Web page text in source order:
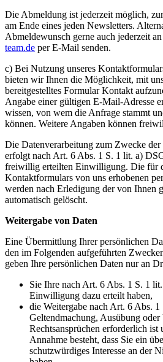
Die Abmeldung ist jederzeit möglich,
am Ende eines jeden Newsletters.
Abmeldewunsch gerne auch jederzeit an
team.de per E-Mail senden.
c) Bei Nutzung unseres
bieten wir Ihnen die Möglichkeit, mit
bereitgestelltes Formular Kontakt
Angabe einer gültigen E-Mail-Adresse
wissen, von wem die Anfrage stammt
können. Weitere Angaben können
Die Datenverarbeitung zum Zwecke
erfolgt nach Art. 6 Abs. 1 S. 1 lit. a)
freiwillig erteilten Einwilligung. Die für
Kontaktformulars von uns erhobenen
werden nach Erledigung der von Ihnen
automatisch gelöscht.
Weitergabe von Daten
Eine Übermittlung Ihrer persönlichen
den im Folgenden aufgeführten
geben Ihre persönlichen Daten nur an
Sie Ihre nach Art. 6 Abs. 1 S. 1
Einwilligung dazu erteilt haben,
die Weitergabe nach Art. 6 Abs.
Geltendmachung, Ausübung
Rechtsansprüchen erforderlich
Annahme besteht, dass Sie ein
schutzwürdiges Interesse an der